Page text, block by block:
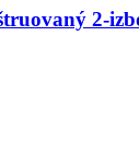
2-